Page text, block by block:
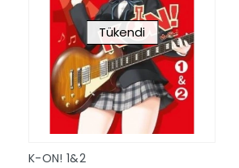
Tükendi
K-ON! 1&2